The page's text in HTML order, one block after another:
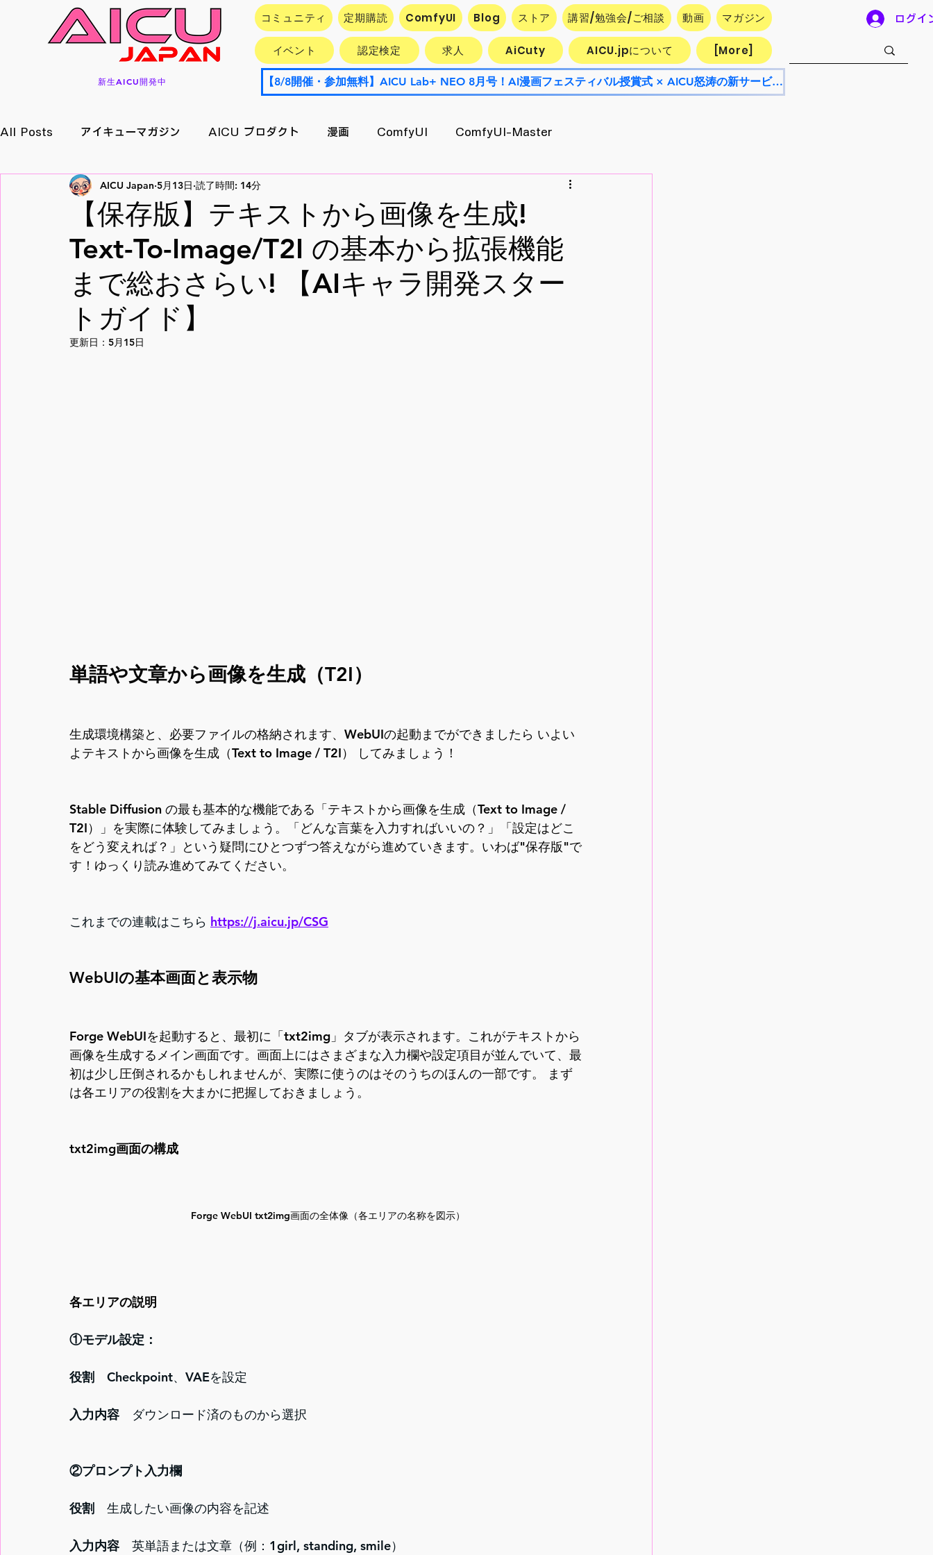
新生AICU開発中
コミュニティ 定期購読 ComfyUI Blog ストア 講習/勉強会/ご相談 動画 マガジン
イベント 認定検定 求人 AiCuty AICU.jpについて [More]
【8/8開催・参加無料】AICU Lab+ NEO 8月号！AI漫画フェスティバル授賞式 × AICU怒涛の新サービス発表会
ログイ
All Posts アイキューマガジン AICU プロダクト 漫画 ComfyUI ComfyUI-Master
イベント情報 アプリ/サービス Research エクスポート
メイキング 月刊好アクセス StableDiffusion AI活用企業最前線 キャラ開発
【保存版】テキストから画像を生成!
Text-To-Image/T2I の基本から拡張機能
まで総おさらい! 【AIキャラ開発スター
トガイド】
AICU Japan 5月13日 読了時間: 14分
更新日： 5月15日
単語や文章から画像を生成（T2I）
生成環境構築と、必要ファイルの格納されます、WebUIの起動までができましたら いよい
よテキストから画像を生成（Text to Image / T2I） してみましょう！
Stable Diffusion の最も基本的な機能である「テキストから画像を生成（Text to Image /
T2I）」を実際に体験してみましょう。「どんな言葉を入力すればいいの？」「設定はどこ
をどう変えれば？」という疑問にひとつずつ答えながら進めていきます。いわば"保存版"で
す！ゆっくり読み進めてみてください。
これまでの連載はこちら https://j.aicu.jp/CSG
WebUIの基本画面と表示物
Forge WebUIを起動すると、最初に「txt2img」タブが表示されます。これがテキストから
画像を生成するメイン画面です。画面上にはさまざまな入力欄や設定項目が並んでいて、最
初は少し圧倒されるかもしれませんが、実際に使うのはそのうちのほんの一部です。 まず
は各エリアの役割を大まかに把握しておきましょう。
txt2img画面の構成
Forge WebUI txt2img画面の全体像（各エリアの名称を図示）
各エリアの説明
①モデル設定：
役割 Checkpoint、VAEを設定
入力内容 ダウンロード済のものから選択
②プロンプト入力欄
役割 生成したい画像の内容を記述
入力内容 英単語または文章（例：1girl, standing, smile）